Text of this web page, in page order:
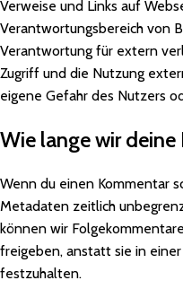
Verweise und Links auf
Verantwortungsbereich von
Verantwortung für extern
Zugriff und die Nutzung
eigene Gefahr des Nutzers
Wie lange wir
Wenn du einen Kommentar
Metadaten zeitlich
können wir
freigeben, anstatt sie in
festzuhalten.